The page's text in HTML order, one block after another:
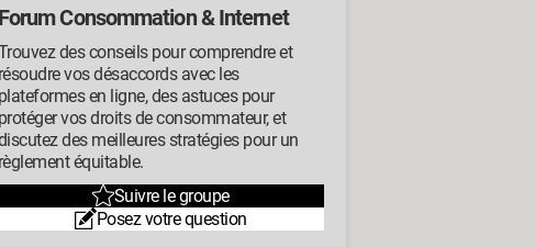
Forum Consommation & Internet
des conseils pour comprendre et
résoudre vos désaccords avec les
plateformes en ligne, des astuces pour
protéger vos droits de consommateur, et
des meilleures stratégies pour un
règlement équitable.
Suivre le groupe
Posez votre question